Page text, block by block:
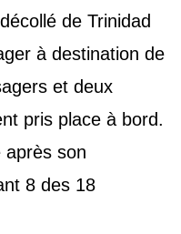
de Trinidad
à destination de
et deux
pris place à bord.
après son
8 des 18